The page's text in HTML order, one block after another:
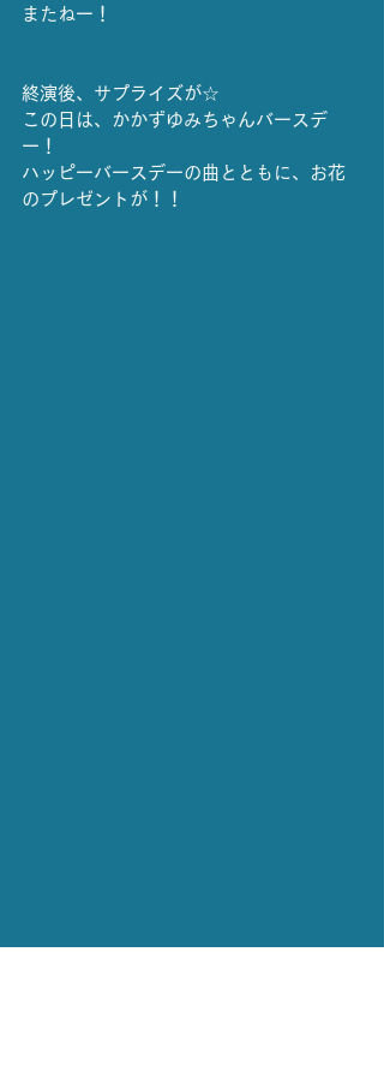
またねー！
終演後、サプライズが☆
この日は、かかずゆみちゃんバースデ
ー！
ハッピーバースデーの曲とともに、お花
のプレゼントが！！